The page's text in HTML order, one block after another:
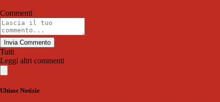
Commenti
Invia Commento
Tutti
Leggi altri commenti
Ultime Notizie